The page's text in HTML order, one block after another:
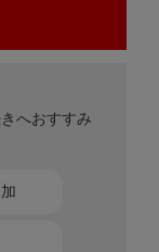
へおすすみ